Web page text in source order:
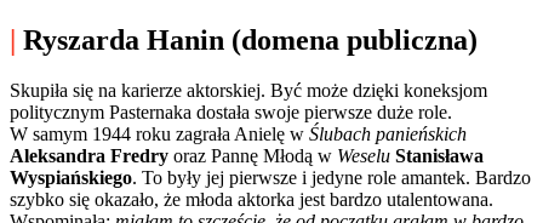
| Ryszarda Hanin (domena publiczna)
Skupiła się na karierze aktorskiej. Być może dzięki koneksjom
politycznym Pasternaka dostała swoje pierwsze duże role.
W samym 1944 roku zagrała Anielę w Ślubach panieńskich
Aleksandra Fredry oraz Pannę Młodą w Weselu Stanisława
Wyspiańskiego. To były jej pierwsze i jedyne role amantek. Bardzo
szybko się okazało, że młoda aktorka jest bardzo utalentowana.